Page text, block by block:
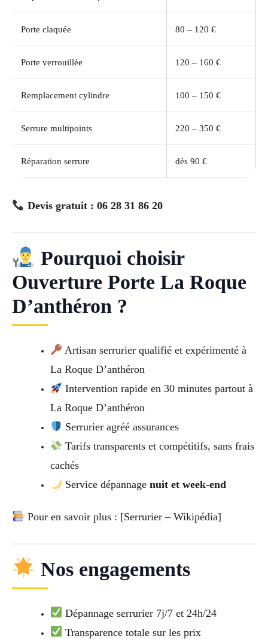
Porte claquée 80 – 120 €
Porte verrouillée 120 – 160 €
Remplacement cylindre 100 – 150 €
Serrure multipoints 220 – 350 €
Réparation serrure dès 90 €
Devis gratuit : 06 28 31 86 20
Pourquoi choisir
Ouverture Porte La Roque
D’anthéron ?
Artisan serrurier qualifié et expérimenté à
La Roque D’anthéron
Intervention rapide en 30 minutes partout à
La Roque D’anthéron
Serrurier agréé assurances
Tarifs transparents et compétitifs, sans frais
cachés
Service dépannagenuit et week-end
Pour en savoir plus : [Serrurier – Wikipédia]
Nos engagements
Dépannage serrurier 7j/7 et 24h/24
Transparence totale sur les prix